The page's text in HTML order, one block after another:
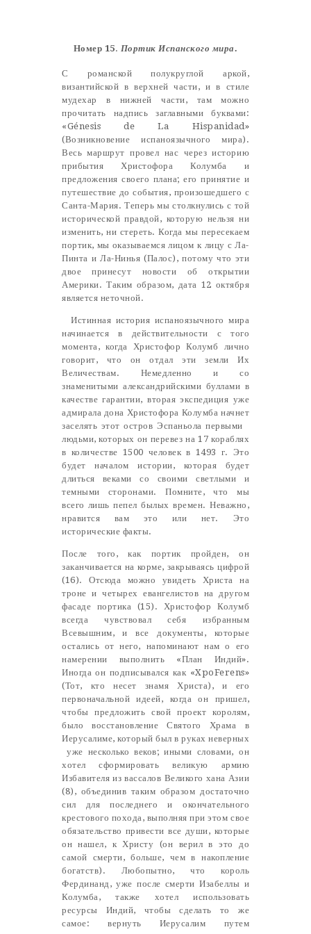
Castillo Monumento Colomares
INICIO
HISTORIA
CONSTRUCCIÓN
FOTOS
Номер 15. Портик Испанского мира.
С романской полукруглой аркой,
византийской в верхней части, и в стиле
мудехар в нижней части, там можно
прочитать надпись заглавными буквами:
«Génesis de La Hispanidad»
(Возникновение испаноязычного мира).
Весь маршрут провел нас через историю
прибытия Христофора Колумба и
предложения своего плана; его принятие и
путешествие до события, произошедшего с
Санта-Мария. Теперь мы столкнулись с той
исторической правдой, которую нельзя ни
изменить, ни стереть. Когда мы пересекаем
портик, мы оказываемся лицом к лицу с Ла-
Пинта и Ла-Нинья (Палос), потому что эти
двое принесут новости об открытии
Америки. Таким образом, дата 12 октября
является неточной.
Истинная история испаноязычного мира
начинается в действительности с того
момента, когда Христофор Колумб лично
говорит, что он отдал эти земли Их
Величествам. Немедленно и со
знаменитыми александрийскими буллами в
качестве гарантии, вторая экспедиция уже
адмирала дона Христофора Колумба начнет
заселять этот остров Эспаньола первыми
людьми, которых он перевез на 17 кораблях
в количестве 1500 человек в 1493 г. Это
будет началом истории, которая будет
длиться веками со своими светлыми и
темными сторонами. Помните, что мы
всего лишь пепел былых времен. Неважно,
нравится вам это или нет. Это
исторические факты.
После того, как портик пройден, он
заканчивается на корме, закрываясь цифрой
(16). Отсюда можно увидеть Христа на
троне и четырех евангелистов на другом
фасаде портика (15). Христофор Колумб
всегда чувствовал себя избранным
Всевышним, и все документы, которые
остались от него, напоминают нам о его
намерении выполнить «План Индий».
Иногда он подписывался как «XpoFerens»
(Тот, кто несет знамя Христа), и его
первоначальной идеей, когда он пришел,
чтобы предложить свой проект королям,
было восстановление Святого Храма в
Иерусалиме, который был в руках неверных
уже несколько веков; иными словами, он
хотел сформировать великую армию
Избавителя из вассалов Великого хана Азии
(8), объединив таким образом достаточно
сил для последнего и окончательного
крестового похода, выполняя при этом свое
обязательство привести все души, которые
он нашел, к Христу (он верил в это до
самой смерти, больше, чем в накопление
богатств). Любопытно, что король
Фердинанд, уже после смерти Изабеллы и
Колумба, также хотел использовать
ресурсы Индий, чтобы сделать то же
самое: вернуть Иерусалим путем